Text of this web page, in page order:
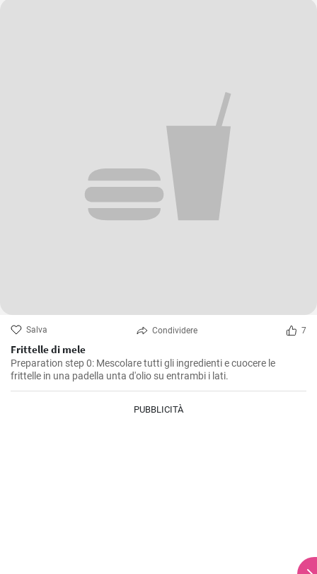
Salva Condividere 7
Frittelle di mele
Preparation step 0: Mescolare tutti gli ingredienti e cuocere le
frittelle in una padella unta d'olio su entrambi i lati.
PUBBLICITÀ